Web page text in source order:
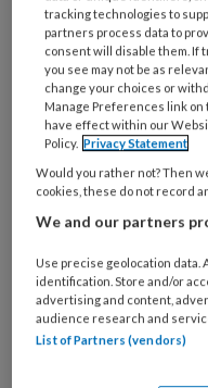
Vaderschap staat
vaderschap van
ontwikkeling van
partnerrelaties en
de Raadt, Giovanni
Anthony van de
herwaardering en
vaderschap en zien
tracking technologies to
partners process data to
consent will disable them. If
you see may not be as
change your choices or
Manage Preferences link on
have effect within our
Policy. Privacy Statement
Would you rather not? Then
cookies, these do not record
We and our partners
Use precise geolocation
identification. Store and/or
advertising and content,
audience research and
List of Partners (vendors)